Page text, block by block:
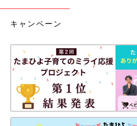
キャンペーン